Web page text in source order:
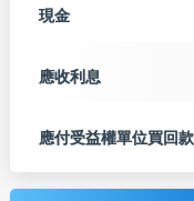
現金
應收利息
應付受益權單位買回款